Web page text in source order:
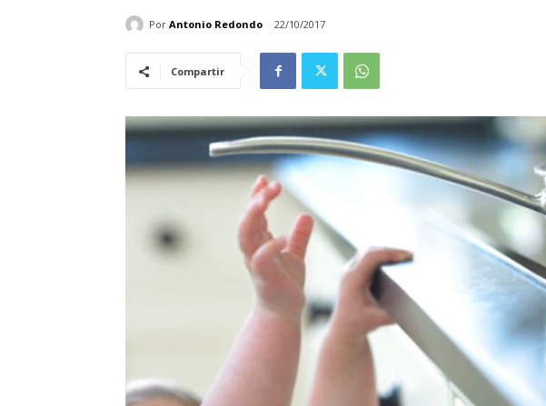
Por Antonio Redondo 22/10/2017
Compartir